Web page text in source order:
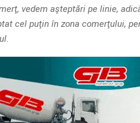
vedem aşteptări pe linie,
cel puţin în zona comerţului,